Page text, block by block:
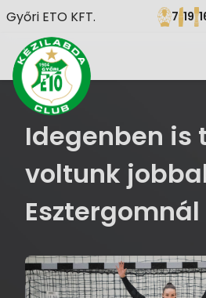
Győri ETO KFT. 7 19
Idegenben is
voltunk
Esztergomnál